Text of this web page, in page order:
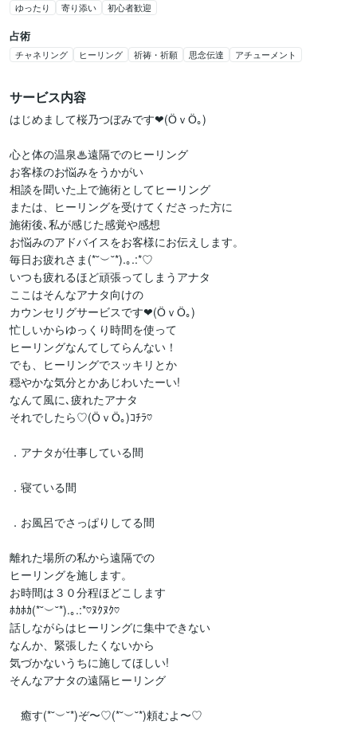
ゆったり 寄り添い 初心者歓迎
占術
チャネリング ヒーリング 祈祷・祈願 思念伝達 アチューメント
サービス内容
はじめまして桜乃つぼみです❤(ӦｖӦ｡)
心と体の温泉♨遠隔でのヒーリング
お客様のお悩みをうかがい
相談を聞いた上で施術としてヒーリング
または、ヒーリングを受けてくださった方に
施術後､私が感じた感覚や感想
お悩みのアドバイスをお客様にお伝えします。
毎日お疲れさま(*˘︶˘*).｡.:*♡
いつも疲れるほど頑張ってしまうアナタ
ここはそんなアナタ向けの
カウンセリグサービスです❤(ӦｖӦ｡)
忙しいからゆっくり時間を使って
ヒーリングなんてしてらんない！
でも、ヒーリングでスッキリとか
穏やかな気分とかあじわいたーい!
なんて風に､疲れたアナタ
それでしたら♡(ӦｖӦ｡)ｺﾁﾗ♡
．アナタが仕事している間
．寝ている間
．お風呂でさっぱりしてる間
離れた場所の私から遠隔での
ヒーリングを施します。
お時間は３０分程ほどこします
ﾎｶﾎｶ(*˘︶˘*).｡.:*♡ﾇｸﾇｸ♡
話しながらはヒーリングに集中できない
なんか、緊張したくないから
気づかないうちに施してほしい!
そんなアナタの遠隔ヒーリング
癒す(*˘︶˘*)ぞ〜♡(*˘︶˘*)頼むよ〜♡